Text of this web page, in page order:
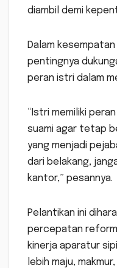
diambil demi
Dalam
pentingnya
peran istri dalam
“Istri memiliki
suami agar tetap
yang menjadi
dari belakang,
kantor,” pesannya.
Pelantikan ini
percepatan
kinerja aparatur
lebih maju,